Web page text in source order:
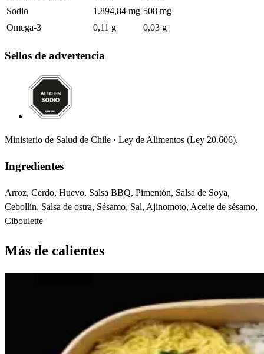
Sodio
1.894,84 mg 508 mg
Omega-3
0,11 g 0,03 g
Sellos de advertencia
Ministerio de Salud de Chile · Ley de Alimentos (Ley 20.606).
Ingredientes
Arroz, Cerdo, Huevo, Salsa BBQ, Pimentón, Salsa de Soya,
Cebollín, Salsa de ostra, Sésamo, Sal, Ajinomoto, Aceite de sésamo,
Ciboulette
Más de calientes